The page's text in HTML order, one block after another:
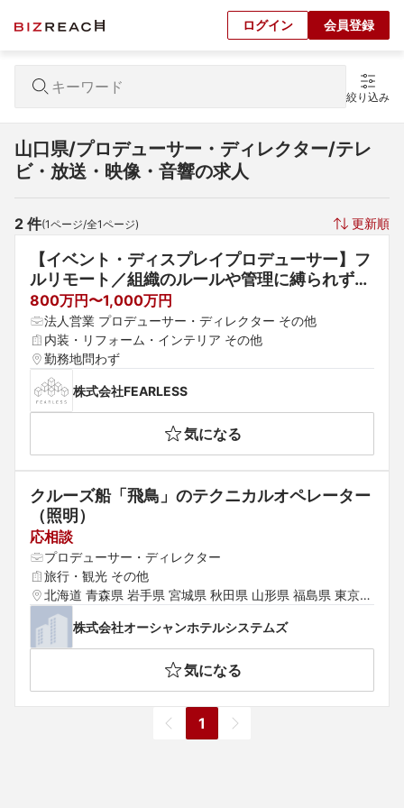
ログイン 会員登録
絞り込み
山口県/プロデューサー・ディレクター/テレ
ビ・放送・映像・音響の求人
2 件(1ページ/全1ページ) 更新順
【イベント・ディスプレイプロデューサー】フ
ルリモート／組織のルールや管理に縛られず、
個人の裁量で現場を動かしたい経験者募集
800万円〜1,000万円
法人営業 プロデューサー・ディレクター その他
内装・リフォーム・インテリア その他
勤務地問わず
株式会社FEARLESS
気になる
クルーズ船「飛鳥」のテクニカルオペレーター
（照明）
応相談
プロデューサー・ディレクター
旅行・観光 その他
北海道 青森県 岩手県 宮城県 秋田県 山形県 福島県 東京都
神奈川県 埼玉県 千葉県 茨城県 群馬県 栃木県 愛知県 静岡
県 岐阜県 三重県 山梨県 新潟県 富山県 石川県 福井県 長
野県 大阪府 京都府 兵庫県 滋賀県 奈良県 和歌山県 鳥取県
島根県 岡山県 広島県 山口県 徳島県 香川県 愛媛県 高知県
福岡県 佐賀県 長崎県 熊本県 大分県 宮崎県 鹿児島県 沖縄
県 中国 韓国 香港 シンガポール タイ ベトナム その他アジ
ア アメリカ・カナダ ヨーロッパ オーストラリア その他海
株式会社オーシャンホテルシステムズ
気になる
1